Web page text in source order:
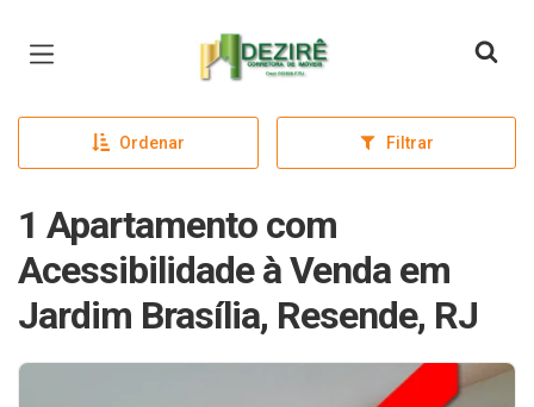
Página inicial
Ordenar Filtrar
1 Apartamento com
Acessibilidade à Venda em
Jardim Brasília, Resende, RJ